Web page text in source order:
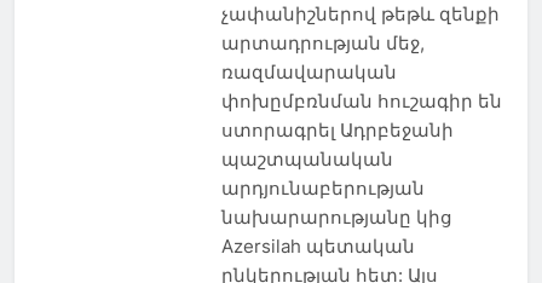
չափանիշներով թեթև զենքի
արտադրության մեջ,
ռազմավարական
փոխըմբռնման հուշագիր են
ստորագրել Ադրբեջանի
պաշտպանական
արդյունաբերության
նախարարությանը կից
Azersilah պետական
ընկերության հետ: Այս